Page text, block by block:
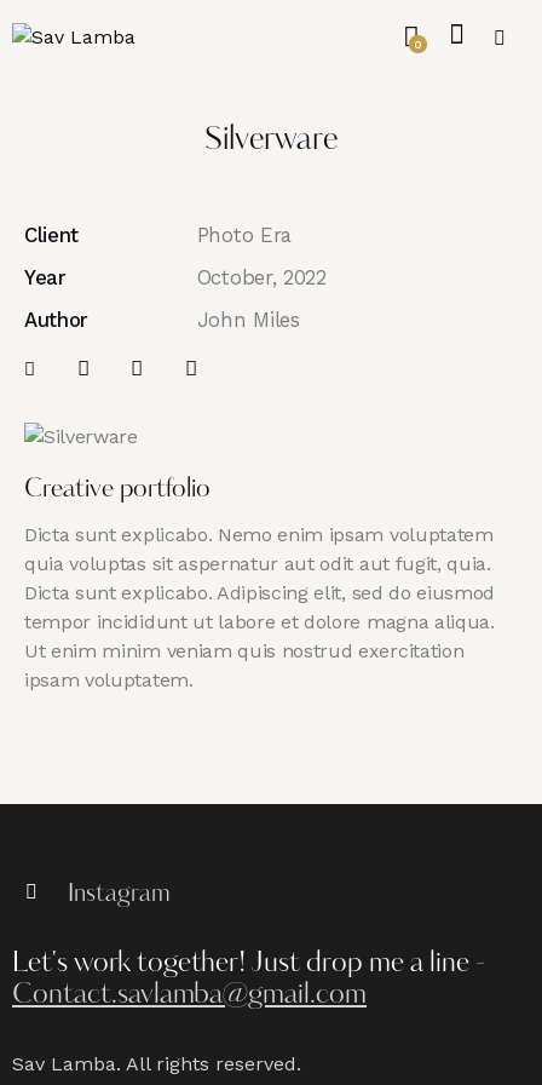
0
Silverware
Creative portfolio
Dicta sunt explicabo. Nemo enim ipsam voluptatem
quia voluptas sit aspernatur aut odit aut fugit, quia.
Dicta sunt explicabo. Adipiscing elit, sed do eiusmod
tempor incididunt ut labore et dolore magna aliqua.
Ut enim minim veniam quis nostrud exercitation
ipsam voluptatem.
Client
Photo Era
Year
October, 2022
Author
John Miles
Instagram
Let's work together! Just drop me a line -
Contact.savlamba@gmail.com
Sav Lamba. All rights reserved.